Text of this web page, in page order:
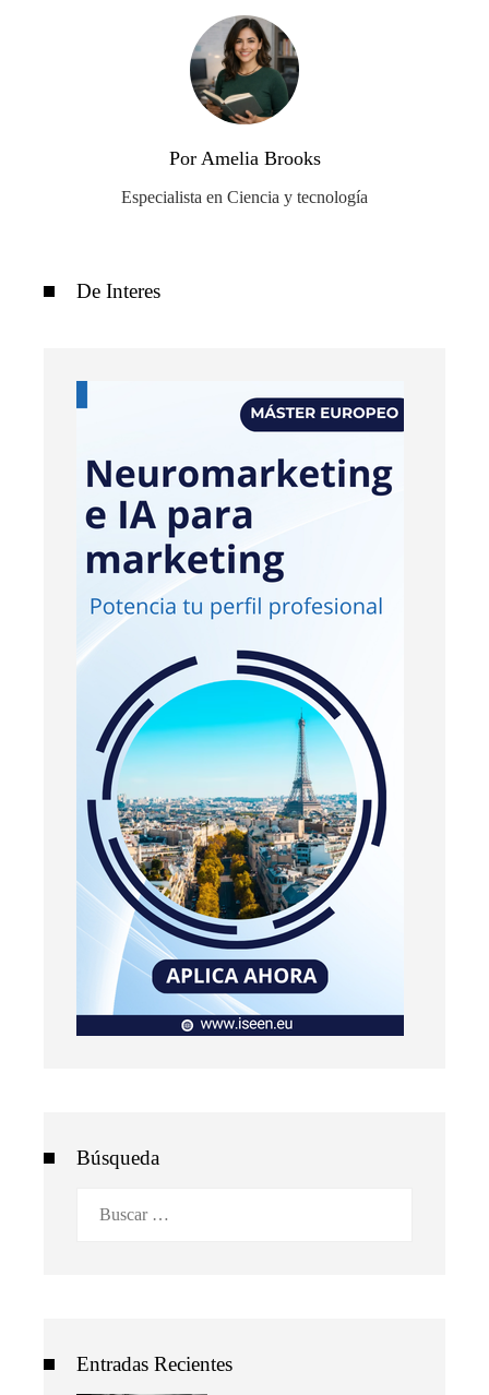
Por Amelia Brooks
Especialista en Ciencia y tecnología
De Interes
Búsqueda
Entradas Recientes